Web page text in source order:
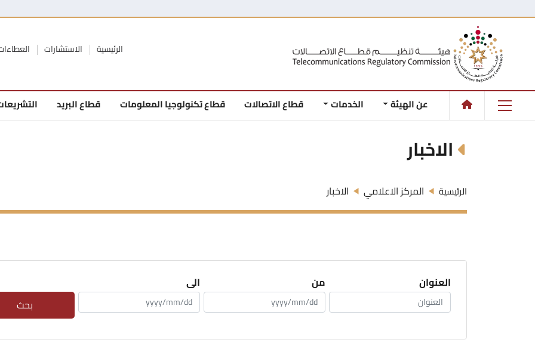
الرئيسية الاستشارات
عن الهيئة الخدمات قطاع الاتصالات قطاع تكنولوجيا المعلومات قطاع البريد
الاخبار
الرئيسية المركز الاعلامي الاخبار
العنوان من
الى
بحث